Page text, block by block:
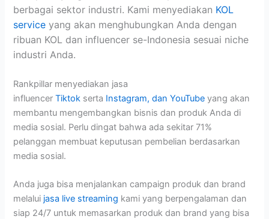
berbagai sektor industri. Kami menyediakan KOL
service yang akan menghubungkan Anda dengan
ribuan KOL dan influencer se-Indonesia sesuai niche
industri Anda.
Rankpillar menyediakan jasa
influencerTiktok serta Instagram, dan YouTube yang akan
membantu mengembangkan bisnis dan produk Anda di
media sosial. Perlu dingat bahwa ada sekitar 71%
pelanggan membuat keputusan pembelian berdasarkan
media sosial.
Anda juga bisa menjalankan campaign produk dan brand
melalui jasa live streaming kami yang berpengalaman dan
siap 24/7 untuk memasarkan produk dan brand yang bisa